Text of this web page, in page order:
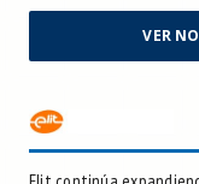
VER